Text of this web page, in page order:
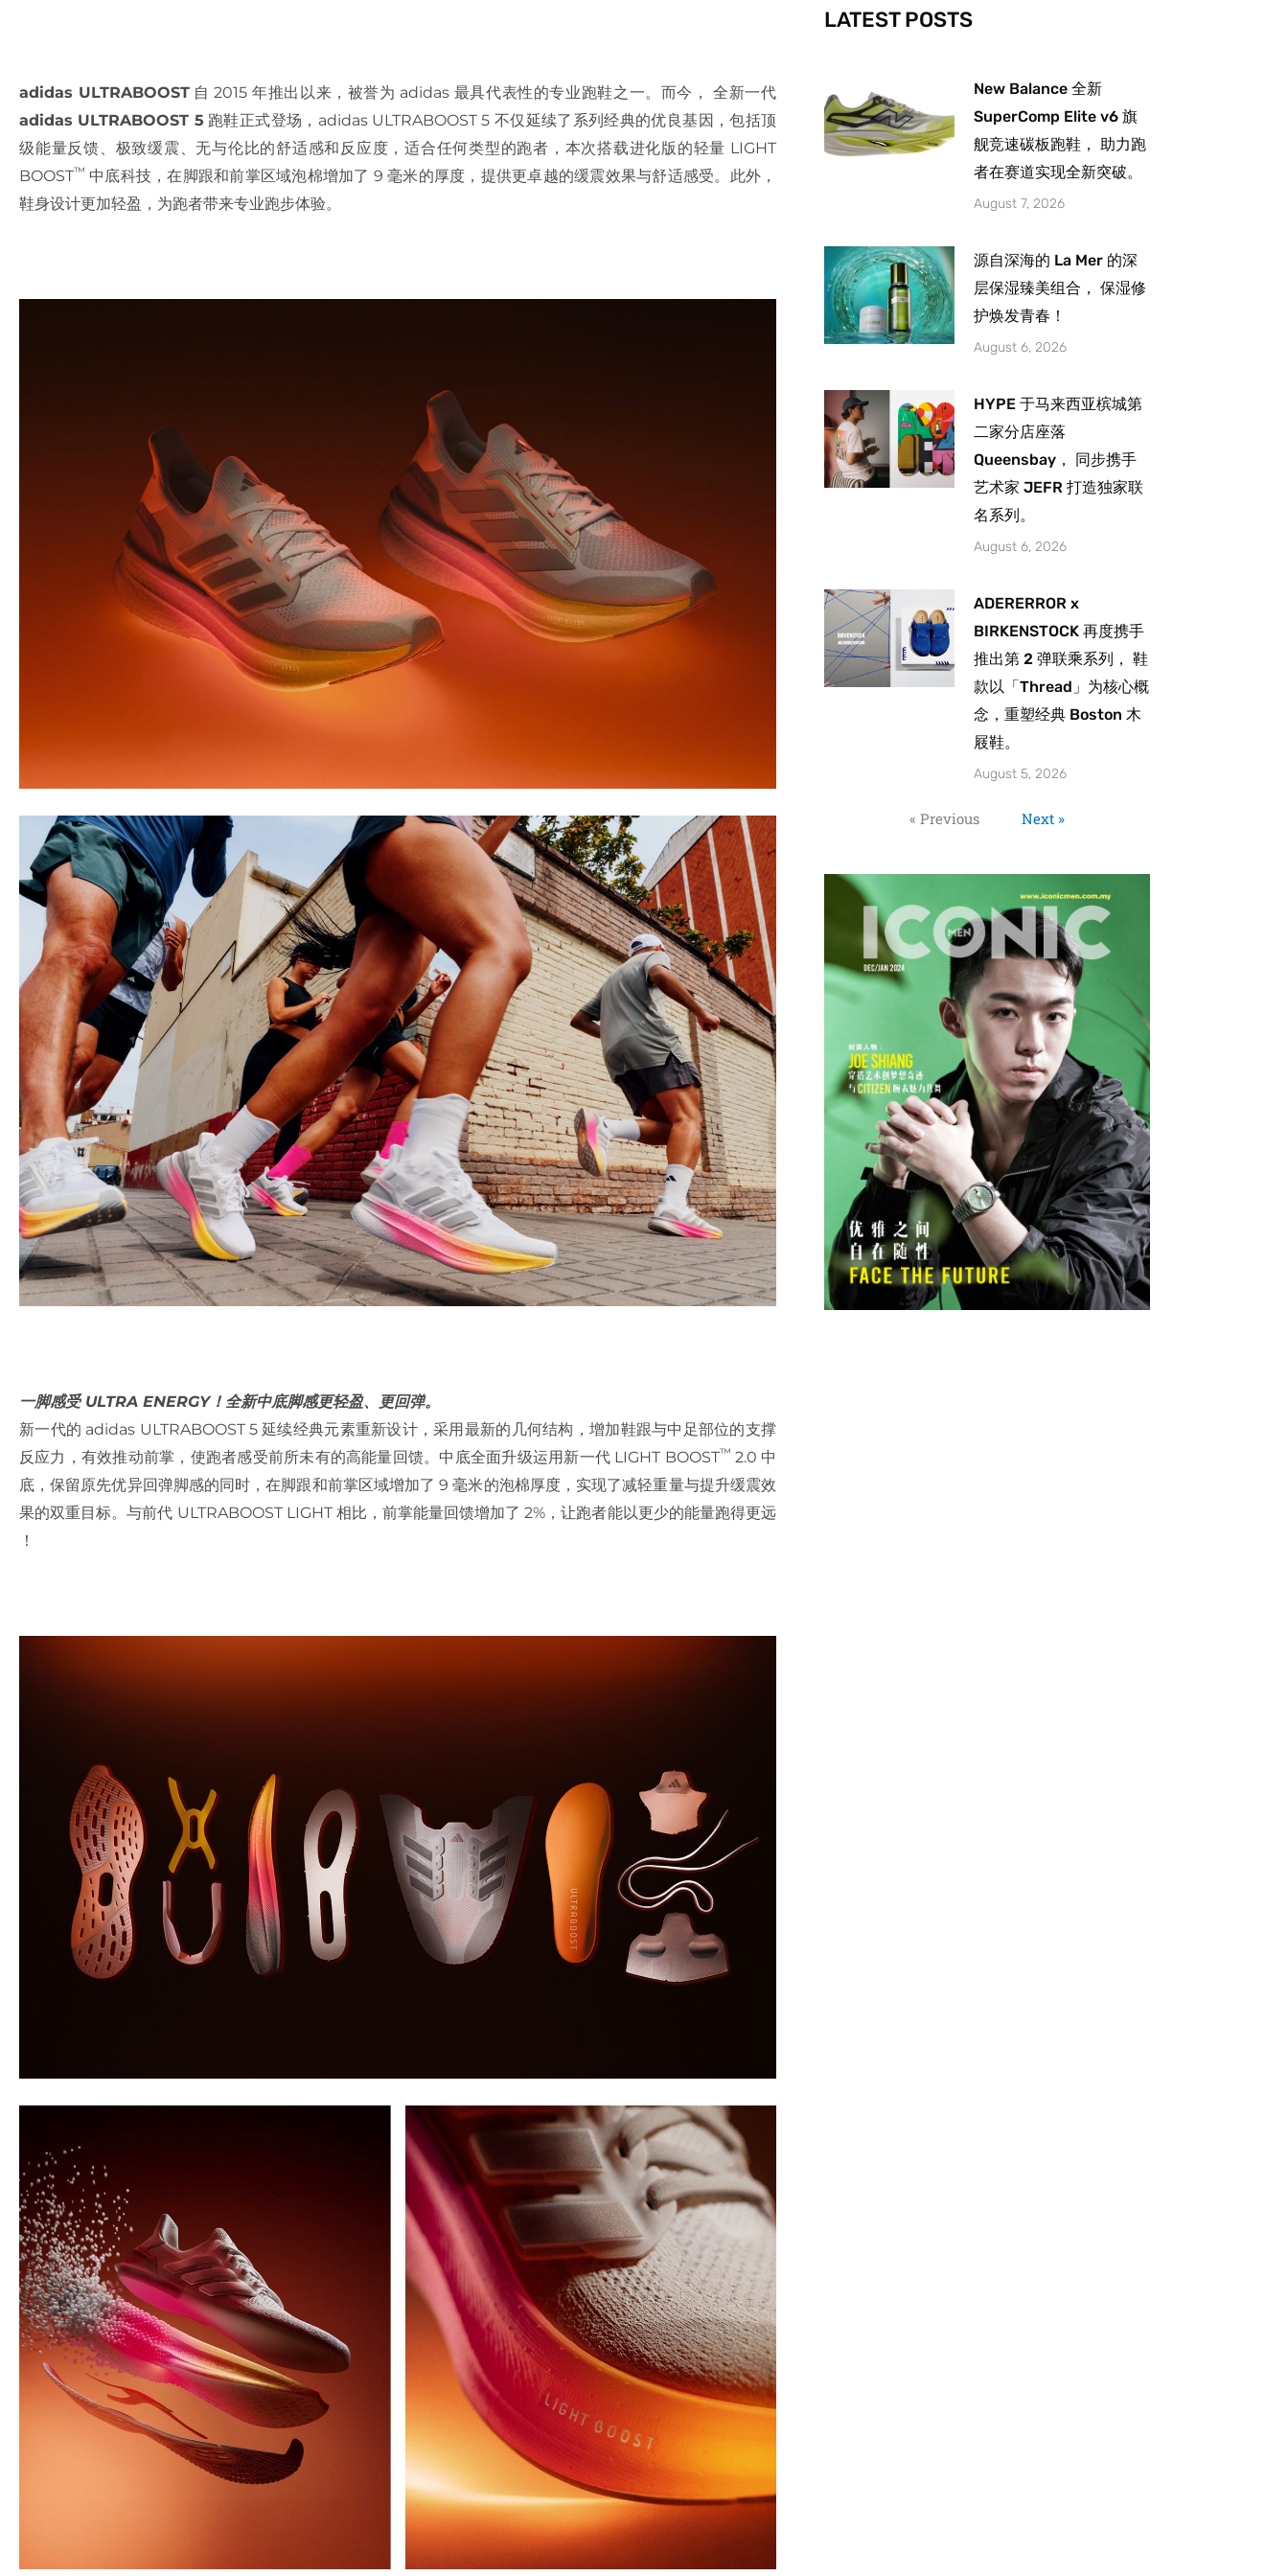
adidas ULTRABOOST自 2015 年推出以来，被誉为 adidas 最具代表性的专业跑鞋之一。而今， 全新一代
adidas ULTRABOOST 5 跑鞋正式登场，adidas ULTRABOOST 5 不仅延续了系列经典的优良基因，包括顶
级能量反馈、极致缓震、无与伦比的舒适感和反应度，适合任何类型的跑者，本次搭载进化版的轻量 LIGHT
BOOST™ 中底科技，在脚跟和前掌区域泡棉增加了 9 毫米的厚度，提供更卓越的缓震效果与舒适感受。此外，
鞋身设计更加轻盈，为跑者带来专业跑步体验。
一脚感受 ULTRA ENERGY！全新中底脚感更轻盈、更回弹。
新一代的 adidas ULTRABOOST 5 延续经典元素重新设计，采用最新的几何结构，增加鞋跟与中足部位的支撑
反应力，有效推动前掌，使跑者感受前所未有的高能量回馈。中底全面升级运用新一代 LIGHT BOOST™ 2.0 中
底，保留原先优异回弹脚感的同时，在脚跟和前掌区域增加了 9 毫米的泡棉厚度，实现了减轻重量与提升缓震效
果的双重目标。与前代 ULTRABOOST LIGHT 相比，前掌能量回馈增加了 2%，让跑者能以更少的能量跑得更远
！
-
f
m
LATEST POSTS
New Balance 全新
SuperComp Elite v6 旗
舰竞速碳板跑鞋， 助力跑
者在赛道实现全新突破。
August 7, 2026
源自深海的 La Mer 的深
层保湿臻美组合， 保湿修
护焕发青春！
August 6, 2026
HYPE 于马来西亚槟城第
二家分店座落
Queensbay， 同步携手
艺术家 JEFR 打造独家联
名系列。
August 6, 2026
ADERERROR x
BIRKENSTOCK 再度携手
推出第 2 弹联乘系列， 鞋
款以「Thread」为核心概
念，重塑经典 Boston 木
屐鞋。
August 5, 2026
« Previous Next »